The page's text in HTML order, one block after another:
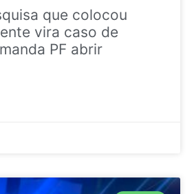
que colocou
vira caso de
PF abrir